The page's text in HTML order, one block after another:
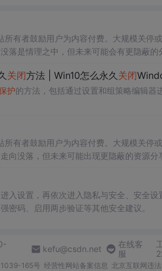
所有者鼓励用户为内容付费。大规模关停
落是情理之中，但未来可能会有更隐蔽的
关闭方法 | Win10怎么永久关闭
护的方法，包括通过设置和组策略编辑器
所有者鼓励用户为内容付费。大规模关停
向没落，但未来可能出现更隐蔽的资源分
入设置，再依次进入隐私与安全、安全设
密码、启用两步验证等其他安全建议。
kefu@csdn.net
在线客
服
165号 经营性网站备案信息 北京互联网违